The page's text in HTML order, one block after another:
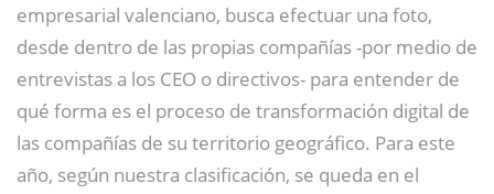
empresarial valenciano, busca efectuar una foto,
desde dentro de las propias compañías -por medio de
entrevistas a los CEO o directivos- para entender de
qué forma es el proceso de transformación digital de
las compañías de su territorio geográfico. Para este
año, según nuestra clasificación, se queda en el